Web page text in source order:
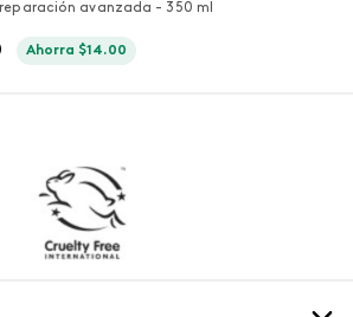
avanzada - 350 ml
Ahorra$14.00